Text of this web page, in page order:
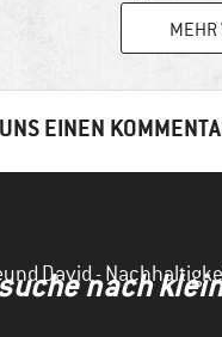
MEHR
EINEN
wird nicht
David -nach